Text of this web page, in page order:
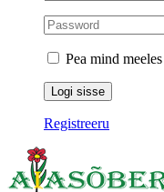
Pea mind meeles
Registreeru